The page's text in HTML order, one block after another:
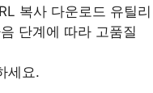
복사 다운로드 유틸리
단계에 따라 고품질
세요.